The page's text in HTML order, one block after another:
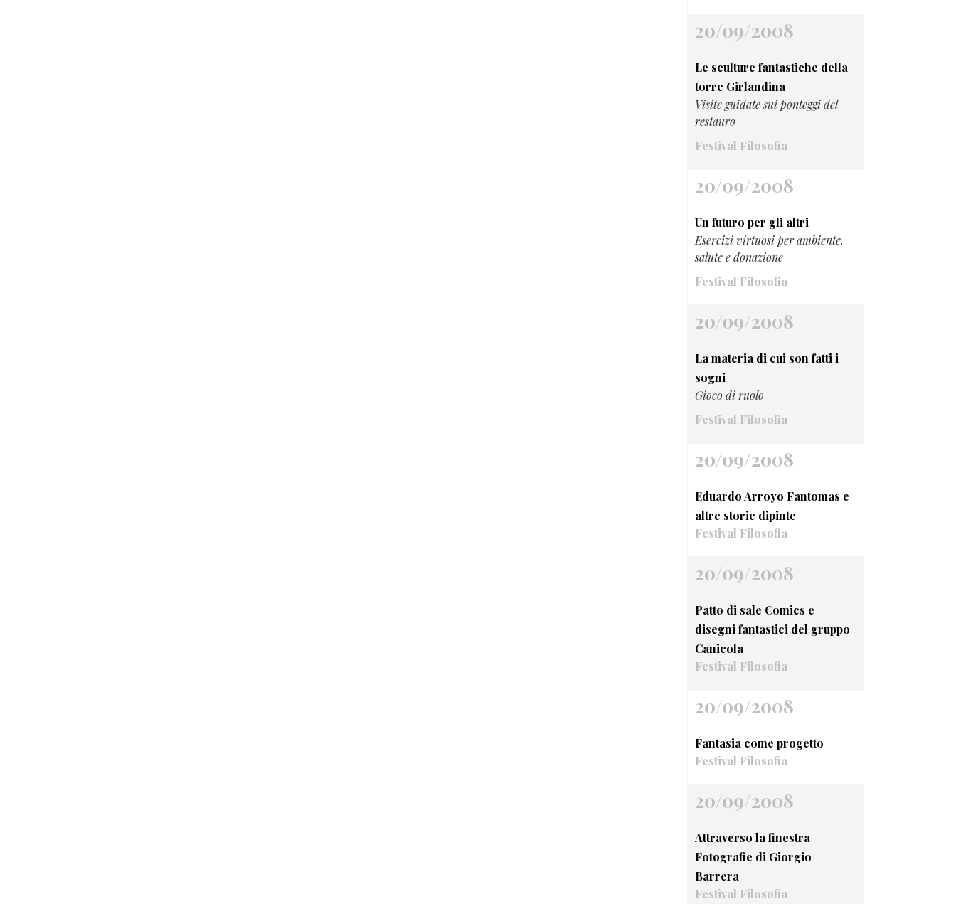
20/09/2008
Le sculture fantastiche della
torre Girlandina
Visite guidate sui ponteggi del
restauro
Festival Filosofia
20/09/2008
Un futuro per gli altri
Esercizi virtuosi per ambiente,
salute e donazione
Festival Filosofia
20/09/2008
La materia di cui son fatti i
sogni
Gioco di ruolo
Festival Filosofia
20/09/2008
Eduardo Arroyo Fantomas e
altre storie dipinte
Festival Filosofia
20/09/2008
Patto di sale Comics e
disegni fantastici del gruppo
Canicola
Festival Filosofia
20/09/2008
Fantasia come progetto
Festival Filosofia
20/09/2008
Attraverso la finestra
Fotografie di Giorgio
Barrera
Festival Filosofia